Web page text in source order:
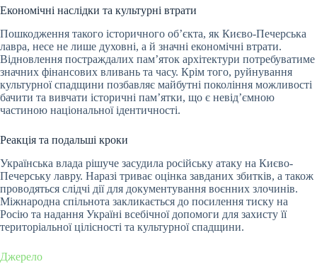
Економічні наслідки та культурні втрати
Пошкодження такого історичного об’єкта, як Києво-Печерська
лавра, несе не лише духовні, а й значні економічні втрати.
Відновлення постраждалих пам’яток архітектури потребуватиме
значних фінансових вливань та часу. Крім того, руйнування
культурної спадщини позбавляє майбутні покоління можливості
бачити та вивчати історичні пам’ятки, що є невід’ємною
частиною національної ідентичності.
Реакція та подальші кроки
Українська влада рішуче засудила російську атаку на Києво-
Печерську лавру. Наразі триває оцінка завданих збитків, а також
проводяться слідчі дії для документування воєнних злочинів.
Міжнародна спільнота закликається до посилення тиску на
Росію та надання Україні всебічної допомоги для захисту її
територіальної цілісності та культурної спадщини.
Джерело